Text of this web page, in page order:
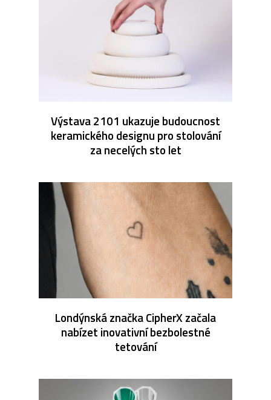
Výstava 2101 ukazuje budoucnost
keramického designu pro stolování
za necelých sto let
Londýnská značka CipherX začala
nabízet inovativní bezbolestné
tetování